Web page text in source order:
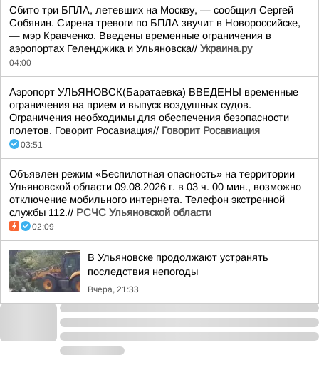
Сбито три БПЛА, летевших на Москву, — сообщил Сергей
Собянин. Сирена тревоги по БПЛА звучит в Новороссийске,
— мэр Кравченко. Введены временные ограничения в
аэропортах Геленджика и Ульяновска// Украина.ру
04:00
Аэропорт УЛЬЯНОВСК(Баратаевка) ВВЕДЕНЫ временные
ограничения на прием и выпуск воздушных судов.
Ограничения необходимы для обеспечения безопасности
полетов. Говорит Росавиация// Говорит Росавиация
03:51
Объявлен режим «Беспилотная опасность» на территории
Ульяновской области 09.08.2026 г. в 03 ч. 00 мин., возможно
отключение мобильного интернета. Телефон экстренной
службы 112.// РСЧС Ульяновской области
02:09
В Ульяновске продолжают устранять
последствия непогоды
Вчера, 21:33